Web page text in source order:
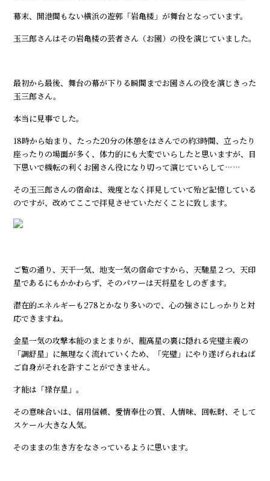
幕末、開港間もない横浜の遊郭「岩亀楼」が舞台となっています。
玉三郎さんはその岩亀楼の芸者さん（お園）の役を演じていました。
最初から最後、舞台の幕が下りる瞬間までお園さんの役を演じきった
玉三郎さん。
本当に見事でした。
18時から始まり、たった20分の休憩をはさんでの約3時間、立ったり
座ったりの場面が多く、体力的にも大変でいらしたと思いますが、目
下思いで機転の利くお園さん役になり切って演じていらして……
その玉三郎さんの宿命は、幾度となく拝見していて殆ど記憶している
のですが、改めてここで拝見させていただくことに致します。
ご覧の通り、天干一気、地支一気の宿命ですから、天馳星２つ、天印
星であるにもかかわらず、そのパワーは天将星をしのぎます。
潜在的エネルギーも278とかなり多いので、心の強さにしっかりと対
応できますね。
金星一気の攻撃本能のまとまりが、龍高星の裏に隠れる完璧主義の
「調舒星」に無理なく流れていくため、「完璧」にやり遂げられねば
ご自身がそれを許すことができません。
才能は「禄存星」。
その意味合いは、信用信頼、愛情奉仕の質、人情味、回転財、そして
スケール大きな人気。
そのままの生き方をなさっているように思います。